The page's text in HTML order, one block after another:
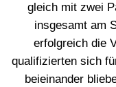
gleich mit zwei
insgesamt am
erfolgreich die
qualifizierten sich
beieinander